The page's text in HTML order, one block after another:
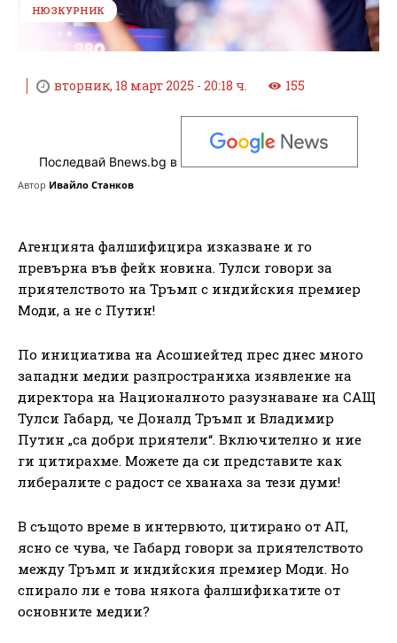
НЮЗКУРНИК
вторник, 18 март 2025 - 20:18 ч. 155
Последвай Bnews.bg в
Автор Ивайло Станков
Агенцията фалшифицира изказване и го
превърна във фейк новина. Тулси говори за
приятелството на Тръмп с индийския премиер
Моди, а не с Путин!
По инициатива на Асошиейтед прес днес много
западни медии разпространиха изявление на
директора на Националното разузнаване на САЩ
Тулси Габард, че Доналд Тръмп и Владимир
Путин „са добри приятели“. Включително и ние
ги цитирахме. Можете да си представите как
либералите с радост се хванаха за тези думи!
В същото време в интервюто, цитирано от АП,
ясно се чува, че Габард говори за приятелството
между Тръмп и индийския премиер Моди. Но
спирало ли е това някога фалшификатите от
основните медии?